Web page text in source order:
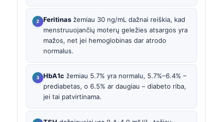
Feritinas žemiau 30 ng/mL dažnai reiškia, kad
menstruuojančių moterų geležies atsargos yra
mažos, net jei hemoglobinas dar atrodo
normalus.
HbA1c žemiau 5.7% yra normalu, 5.7%–6.4% –
prediabetas, o 6.5% ar daugiau – diabeto riba,
jei tai patvirtinama.